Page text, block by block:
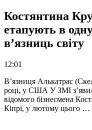
Костянтина
етапують в
в’язниць світу
12:01
В’язниця Алькатрас
році, у США У ЗМІ
відомого бізнесмена
Кіпрі, у лютому цього …